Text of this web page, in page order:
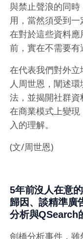
與禁止聲浪的同
用，當然須受到
在對於這些資料
前，實在不需要有
在代表我們對外
人周世恩，闡述
法，並揭開社群
在商業模式上變
入的理解。
(文/周世恩)
5年前沒人在意
歸因、談精準廣
分析與QSearch
劍橋分析事件，